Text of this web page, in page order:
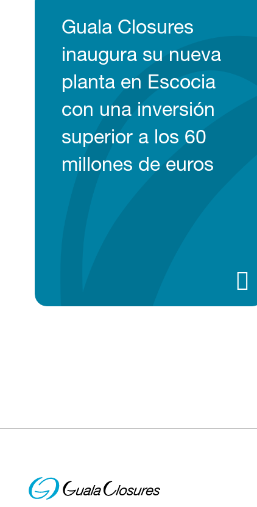
Guala Closures
inaugura su nueva
planta en Escocia
con una inversión
superior a los 60
millones de euros